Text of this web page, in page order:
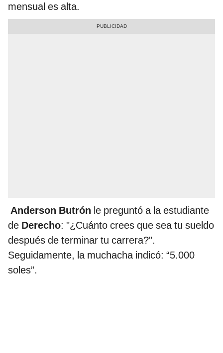
mensual es alta.
Anderson Butrón le preguntó a la estudiante
de Derecho: "¿Cuánto crees que sea tu sueldo
después de terminar tu carrera?".
Seguidamente, la muchacha indicó: “5.000
soles”.